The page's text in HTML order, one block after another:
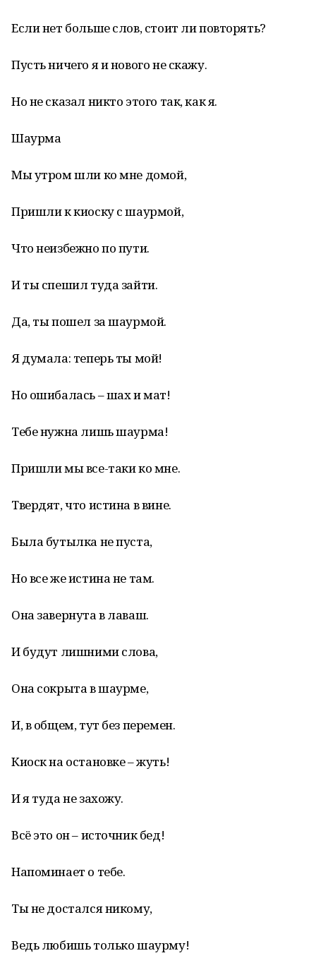
Если нет больше слов, стоит ли повторять?
Пусть ничего я и нового не скажу.
Но не сказал никто этого так, как я.
Шаурма
Мы утром шли ко мне домой,
Пришли к киоску с шаурмой,
Что неизбежно по пути.
И ты спешил туда зайти.
Да, ты пошел за шаурмой.
Я думала: теперь ты мой!
Но ошибалась – шах и мат!
Тебе нужна лишь шаурма!
Пришли мы все-таки ко мне.
Твердят, что истина в вине.
Была бутылка не пуста,
Но все же истина не там.
Она завернута в лаваш.
И будут лишними слова,
Она сокрыта в шаурме,
И, в общем, тут без перемен.
Киоск на остановке – жуть!
И я туда не захожу.
Всё это он – источник бед!
Напоминает о тебе.
Ты не достался никому,
Ведь любишь только шаурму!